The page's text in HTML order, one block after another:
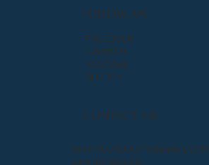
FOLLOW ME
FACEBOOK
LINKEDIN
YOUTUBE
SPOTIFY
CONTACT ME
SAMI.RUUSUVUORI@GMAIL.COM
+358 40 560 9308